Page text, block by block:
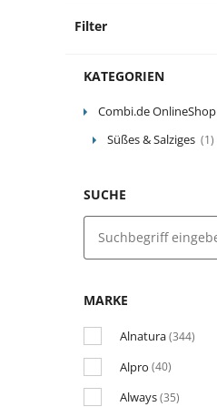
Filter
KATEGORIEN
Combi.de OnlineShop
Süßes & Salziges (1)
SUCHE
MARKE
Alnatura(344)
Alpro (40)
Always(35)